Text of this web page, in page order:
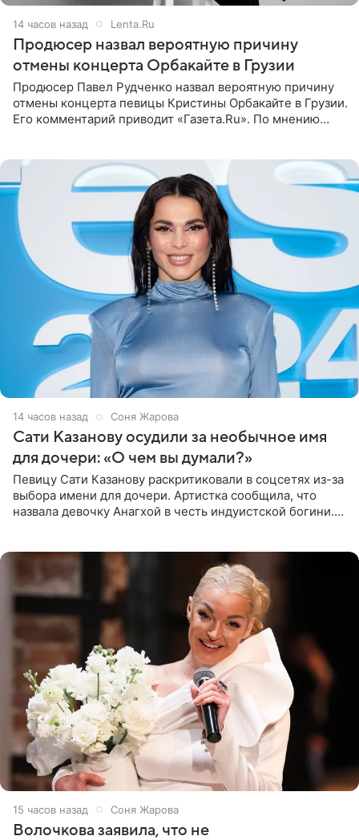
14 часов назад Lenta.Ru
Продюсер назвал вероятную причину
отмены концерта Орбакайте в Грузии
Продюсер Павел Рудченко назвал вероятную причину
отмены концерта певицы Кристины Орбакайте в Грузии.
Его комментарий приводит «Газета.Ru». По мнению
14 часов назад Соня Жарова
Сати Казанову осудили за необычное имя
для дочери: «О чем вы думали?»
Певицу Сати Казанову раскритиковали в соцсетях из-за
выбора имени для дочери. Артистка сообщила, что
назвала девочку Анагхой в честь индуистской богини.
15 часов назад Соня Жарова
Волочкова заявила, что не